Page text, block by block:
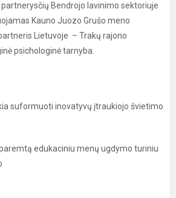
Bendrojo lavinimo sektoriuje
Kauno Juozo Grušo meno
Lietuvoje – Trakų rajono
psichologinė tarnyba.
suformuoti inovatyvų įtraukiojo švietimo
edukaciniu menų ugdymo turiniu